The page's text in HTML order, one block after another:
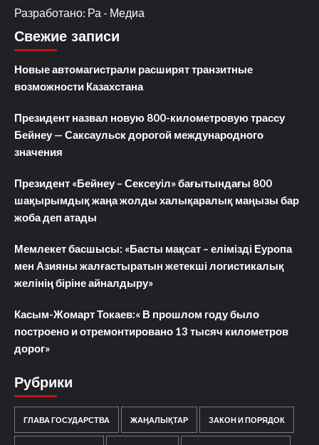
Разработано: Ра - Медиа
Свежие записи
Новые автомагистрали расширят транзитные
возможности Казахстана
Президент назвал новую 800-километровую трассу
Бейнеу — Саксаульск дорогой международного
значения
Президент «Бейнеу – Сексеуіл» бағытындағы 800
шақырымдық жаңа жолды халықаралық маңызы бар
жоба деп атады
Мемлекет басшысы: «Басты мақсат – елімізді Еуропа
мен Азияны жалғастыратын жетекші логистикалық
желінің біріне айналдыру»
Касым-Жомарт Токаев:« В прошлом году было
построено и отремонтировано 13 тысяч километров
дорог»
Рубрики
ГЛАВА ГОСУДАРСТВА ЖАҢАЛЫҚТАР ЗАКОН И ПОРЯДОК